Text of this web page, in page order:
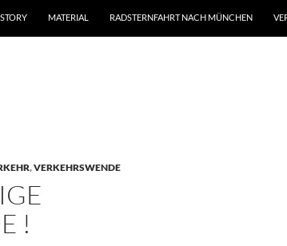
MATERIAL RADSTERNFAHRT NACH MÜNCHEN
,VERKEHRSWENDE
!